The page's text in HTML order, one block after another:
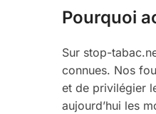
Pourquoi
Sur stop-
connues. Nos
et de privilégier
aujourd’hui les